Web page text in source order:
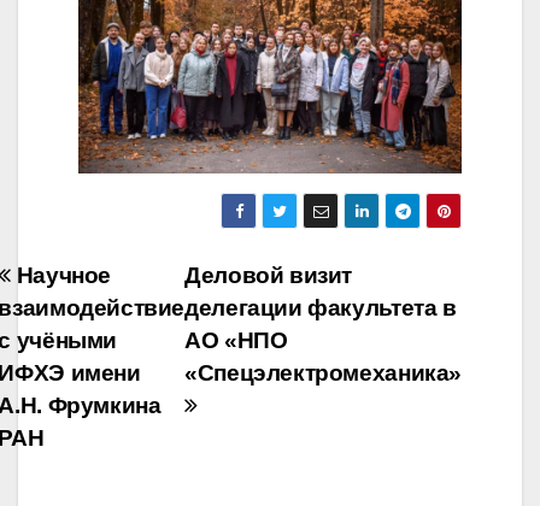
Навигация
по
записям
Деловой визит
делегации факультета в
АО «НПО
«Спецэлектромеханика»
Научное
учёными
имени
Фрумкина